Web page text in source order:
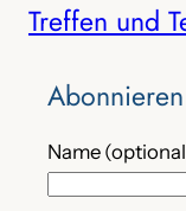
c
Treffen und
Abonnieren
Name